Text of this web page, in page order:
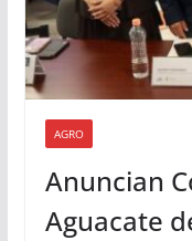
AGRO
Anuncian
Aguacate